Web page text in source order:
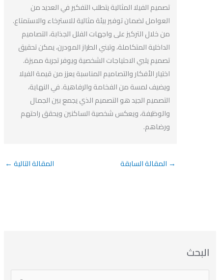
تصميم الفيلا المثالية يتطلب التفكير في العديد من
العوامل لضمان توفير بيئة مثالية للاسترخاء والاستمتاع.
من خلال التركيز على واجهات الفلل الجذابة، التصاميم
الداخلية المتكاملة، وتبني الطراز المودرن، يمكن تحقيق
تصميم يلبي الاحتياجات الشخصية ويوفر تجربة مميزة.
اختيار الأفكار والتصاميم المناسبة يعزز من قيمة الفيلا
ويضيف لمسة من الفخامة والرفاهية. في النهاية،
التصميم الجيد هو التصميم الذي يجمع بين الجمال
والوظيفة، ويعكس شخصية الساكنين ويحقق راحتهم
ورضاهم.
المقالة السابقة المقالة التالية←